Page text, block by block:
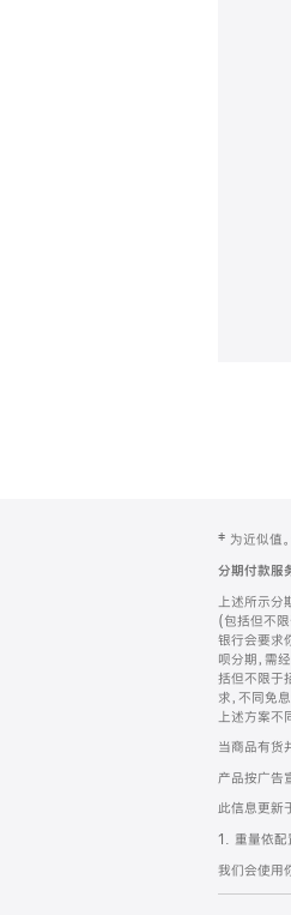
页
脚
注
‡ 为近似值
分期付款服
上述所示
(包括但不
银行会要求
呗分期，需
括但不限于
求，不同免
上述方案
当商品有货
产品按广告
此信息更
1. 重量依配
我们会使用